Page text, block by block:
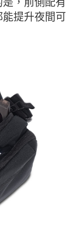
，前側配有
提升夜間可